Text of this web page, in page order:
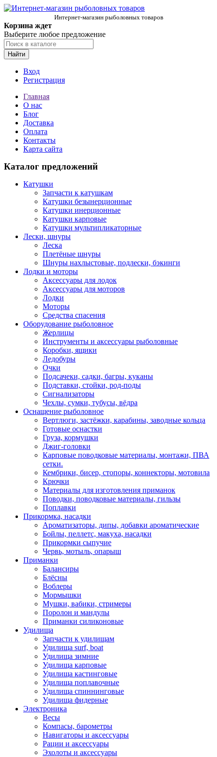
Интернет-магазин рыболовных товаров
Корзина ждет
Выберите любое предложение
Найти
Вход
Регистрация
Главная
О нас
Блог
Доставка
Оплата
Контакты
Карта сайта
Каталог предложений
Катушки
Запчасти к катушкам
Катушки безынерционные
Катушки инерционные
Катушки карповые
Катушки мультипликаторные
Лески, шнуры
Леска
Плетёные шнуры
Шнуры нахлыстовые, подлески, бэкинги
Лодки и моторы
Аксессуары для лодок
Аксессуары для моторов
Лодки
Моторы
Средства спасения
Оборудование рыболовное
Жерлицы
Инструменты и аксессуары рыболовные
Коробки, ящики
Ледобуры
Очки
Подсачеки, садки, багры, куканы
Подставки, стойки, род-поды
Сигнализаторы
Чехлы, сумки, тубусы, вёдра
Оснащение рыболовное
Вертлюги, застёжки, карабины, заводные кольца
Готовые оснастки
Груза, кормушки
Джиг-головки
Карповые поводковые материалы, монтажи, ПВА
сетки.
Кембрики, бисер, стопоры, коннекторы, мотовила
Крючки
Материалы для изготовления приманок
Поводки, поводковые материалы, гильзы
Поплавки
Прикормка, насадки
Ароматизаторы, дипы, добавки ароматические
Бойлы, пеллетс, макуха, насадки
Прикормки сыпучие
Червь, мотыль, опарыш
Приманки
Балансиры
Блёсны
Воблеры
Мормышки
Мушки, вабики, стримеры
Поролон и мандулы
Приманки силиконовые
Удилища
Запчасти к удилищам
Удилища surf, boat
Удилища зимние
Удилища карповые
Удилища кастинговые
Удилища поплавочные
Удилища спиннинговые
Удилища фидерные
Электроника
Весы
Компасы, барометры
Навигаторы и аксессуары
Рации и аксессуары
Эхолоты и аксессуары